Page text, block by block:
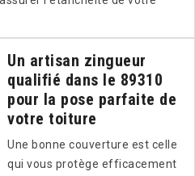
Un artisan zingueur
qualifié dans le 89310
pour la pose parfaite de
votre toiture
Une bonne couverture est celle
qui vous protège efficacement